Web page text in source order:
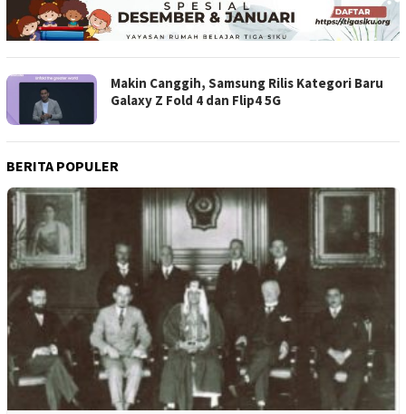
Makin Canggih, Samsung Rilis Kategori Baru
Galaxy Z Fold 4 dan Flip4 5G
BERITA POPULER